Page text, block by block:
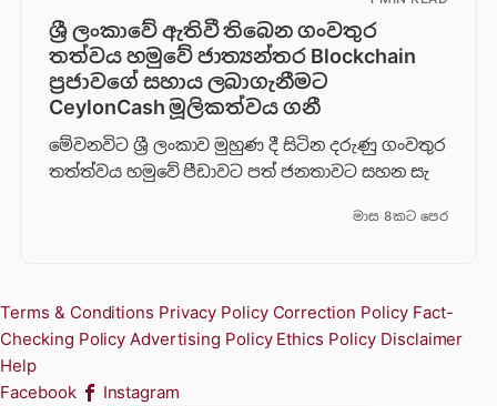
ශ්‍රී ලංකාවේ ඇතිවී තිබෙන ගංවතුර
තත්වය හමුවේ ජාත්‍යන්තර Blockchain
ප්‍රජාවගේ සහාය ලබාගැනීමට
CeylonCash මූලිකත්වය ග​නී
මේවනවිට ශ්‍රී ලංකාව මුහුණ දී සිටින දරුණු ගංවතුර
තත්ත්වය හමුවේ පීඩාවට පත් ජනතාවට සහන සැ
මාස 8කට පෙර
Terms & Conditions Privacy Policy Correction Policy Fact-
Checking Policy Advertising Policy Ethics Policy Disclaimer
Help
Facebook
Instagram